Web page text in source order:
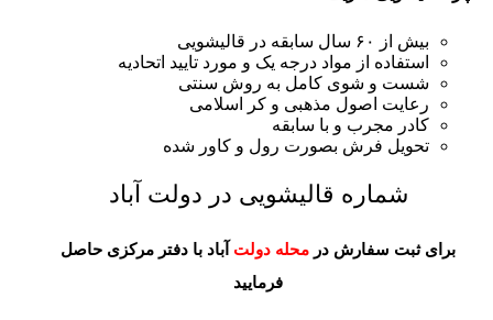
بیش از ۶۰ سال سابقه در قالیشویی
استفاده از مواد درجه یک و مورد تایید اتحادیه
شست و شوی کامل به روش سنتی
رعایت اصول مذهبی و کر اسلامی
کادر مجرب و با سابقه
تحویل فرش بصورت رول و کاور شده
شماره قالیشویی در دولت آباد
برای ثبت سفارش در محله دولت آباد با دفتر مرکزی حاصل
فرمایید